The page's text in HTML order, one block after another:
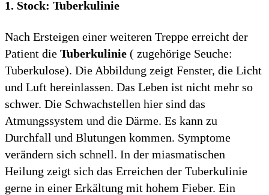
1. Stock: Tuberkulinie
Nach Ersteigen einer weiteren Treppe erreicht der
Patient die Tuberkulinie ( zugehörige Seuche:
Tuberkulose). Die Abbildung zeigt Fenster, die Licht
und Luft hereinlassen. Das Leben ist nicht mehr so
schwer. Die Schwachstellen hier sind das
Atmungssystem und die Därme. Es kann zu
Durchfall und Blutungen kommen. Symptome
verändern sich schnell. In der miasmatischen
Heilung zeigt sich das Erreichen der Tuberkulinie
gerne in einer Erkältung mit hohem Fieber. Ein